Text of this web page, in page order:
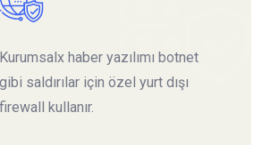
Kurumsalx haber yazılımı botnet
gibi saldırılar için özel yurt dışı
firewall kullanır.